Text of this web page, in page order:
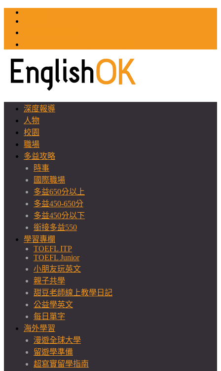
深度報導
人物
校園
職場
多益攻略
時事
國際職場
多益650分以上
多益450-650分
多益450分以下
銜接多益550
學習專欄
TOEFL ITP
TOEFL Junior
小朋友玩英文
親子共學
甜豆老師線上教學日記
公益學英文
每日單字
海外學習
漫遊全球大學
留遊學準備
超寫實留學指南